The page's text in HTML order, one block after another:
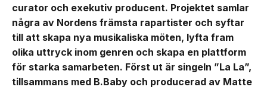
curator och exekutiv producent. Projektet samlar
några av Nordens främsta rapartister och syftar
till att skapa nya musikaliska möten, lyfta fram
olika uttryck inom genren och skapa en plattform
för starka samarbeten. Först ut är singeln ”La La”,
tillsammans med B.Baby och producerad av Matte